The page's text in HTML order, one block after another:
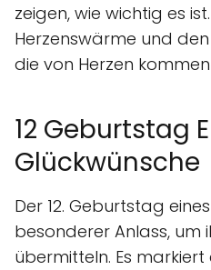
zeigen, wie wichtig es
Herzenswärme und
die von Herzen
12 Geburtstag
Glückwünsche
Der 12. Geburtstag
besonderer Anlass, um
übermitteln. Es